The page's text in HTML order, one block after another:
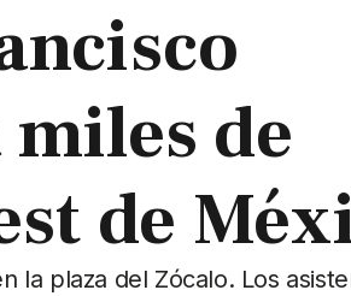
de
de
la plaza del Zócalo. Los